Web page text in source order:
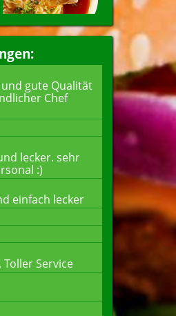
und gute Qualität
Chef
lecker. sehr
:)
einfach lecker
Toller Service